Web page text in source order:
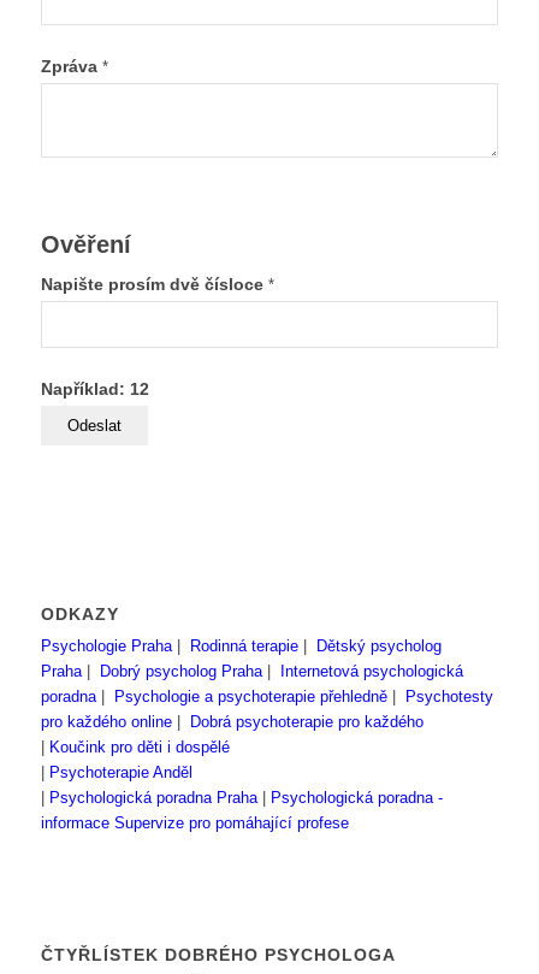
Zpráva *
Ověření
Napište prosím dvě čísloce *
Například: 12
ODKAZY
Psychologie Praha| Rodinná terapie|
Dětský psycholog
Praha| Dobrý psycholog Praha|
Internetová psychologická
poradna| Psychologie a psychoterapie přehledně|
Psychotesty
pro každého online|
Dobrá psychoterapie pro každého
Koučink pro děti i dospělé
Psychoterapie Anděl
Psychologická poradna Praha|
Psychologická poradna -
informace Supervize pro pomáhající profese
ČTYŘLÍSTEK DOBRÉHO PSYCHOLOGA